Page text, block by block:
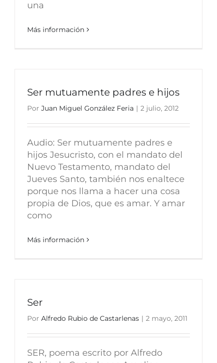
una
Más información
Ser mutuamente padres e hijos
Por Juan Miguel González Feria | 2 julio, 2012
Audio: Ser mutuamente padres e
hijos Jesucristo, con el mandato del
Nuevo Testamento, mandato del
Jueves Santo, también nos enaltece
porque nos llama a hacer una cosa
propia de Dios, que es amar. Y amar
como
Más información
Ser
Por Alfredo Rubio de Castarlenas | 2 mayo, 2011
SER, poema escrito por Alfredo